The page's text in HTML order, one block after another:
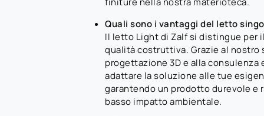
Quali sono i vantaggi del letto
Il letto Light di Zalf si distingue per
qualità costruttiva. Grazie al nostro
progettazione 3D e alla consulenza
adattare la soluzione alle tue
garantendo un prodotto durevole e
basso impatto ambientale.